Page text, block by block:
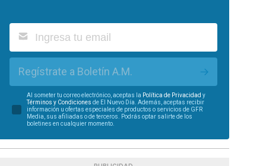
Regístrate a Boletín A.M.
Al someter tu correo electrónico, aceptas la Política de Privacidad y
Términos y Condiciones de El Nuevo Día. Además, aceptas recibir
información u ofertas especiales de productos o servicios de GFR
Media, sus afiliadas o de terceros. Podrás optar salirte de los
boletines en cualquier momento.